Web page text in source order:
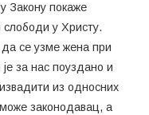
Закону покаже
у Христу.
се узме жена при
за нас поуздано и
из односних
законодавац, а